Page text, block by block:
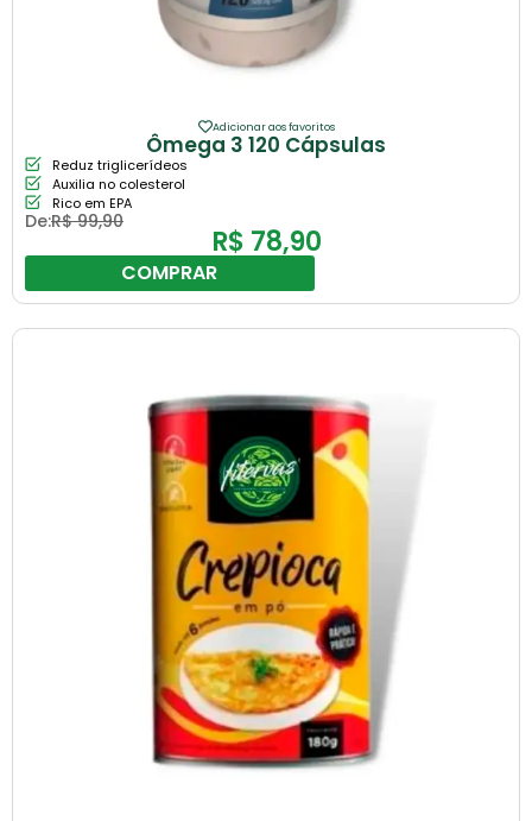
Adicionar aos favoritos
Ômega 3 120 Cápsulas
Reduz triglicerídeos
Auxilia no colesterol
Rico em EPA
De:R$99,90
R$ 78,90
COMPRAR